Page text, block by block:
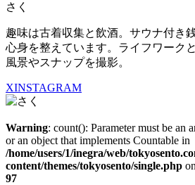
さく
趣味は古着収集と飲酒。サウナ付き
心身を整えています。ライフワーク
風景やスナップを撮影。
XINSTAGRAM
Warning: count(): Parameter must be an
or an object that implements Countable in
/home/users/1/inegra/web/
content/themes/tokyosento/single.php
97